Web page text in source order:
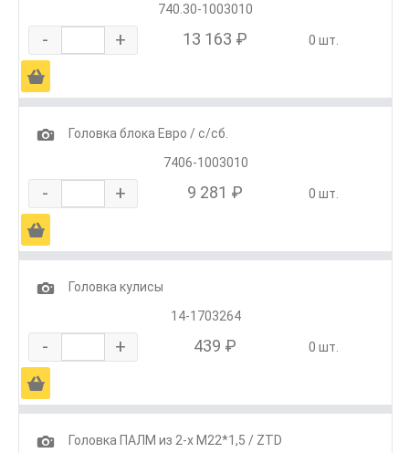
740.30-1003010
- + 13 163 ₽ 0 шт.
Ä
1
Головка блока Евро / с/сб.
7406-1003010
- + 9 281 ₽ 0 шт.
Ä
1
Головка кулисы
14-1703264
- + 439 ₽ 0 шт.
Ä
1
Головка ПАЛМ из 2-х М22*1,5 / ZTD